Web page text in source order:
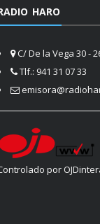
HARO
C/ De la Vega 30 -
Tlf.: 941 31 07 33
por